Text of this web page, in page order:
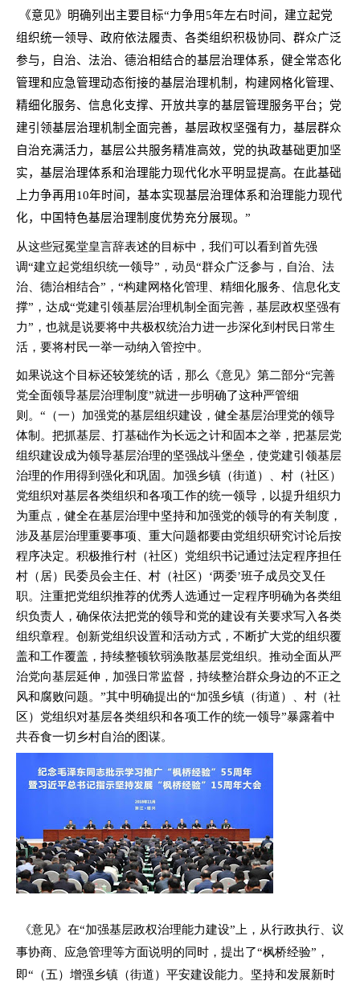
《意见》明确列出主要目标“力争用5年左右时间，建立起党
组织统一领导、政府依法履责、各类组织积极协同、群众广泛
参与，自治、法治、德治相结合的基层治理体系，健全常态化
管理和应急管理动态衔接的基层治理机制，构建网格化管理、
精细化服务、信息化支撑、开放共享的基层管理服务平台；党
建引领基层治理机制全面完善，基层政权坚强有力，基层群众
自治充满活力，基层公共服务精准高效，党的执政基础更加坚
实，基层治理体系和治理能力现代化水平明显提高。在此基础
上力争再用 10年时间，基本实现基层治理体系和治理能力现代
化，中国特色基层治理制度优势充分展现。”
从这些冠冕堂皇言辞表述的目标中，我们可以看到首先强
调“建立起党组织统一领导”，动员“群众广泛参与，自治、法
治、德治相结合”，“构建网格化管理、精细化服务、信息化支
撑”，达成“党建引领基层治理机制全面完善，基层政权坚强有
力”，也就是说要将中共极权统治力进一步深化到村民日常生
活，要将村民一举一动纳入管控中。
如果说这个目标还较笼统的话，那么《意见》第二部分“完善
党全面领导基层治理制度”就进一步明确了这种严管细
则。“（一）加强党的基层组织建设，健全基层治理党的领导
体制。把抓基层、打基础作为长远之计和固本之举，把基层党
组织建设成为领导基层治理的坚强战斗堡垒，使党建引领基层
治理的作用得到强化和巩固。加强乡镇（街道）、村（社区）
党组织对基层各类组织和各项工作的统一领导，以提升组织力
为重点，健全在基层治理中坚持和加强党的领导的有关制度，
涉及基层治理重要事项、重大问题都要由党组织研究讨论后按
程序决定。积极推行村（社区）党组织书记通过法定程序担任
村（居）民委员会主任、村（社区）‘两委’班子成员交叉任
职。注重把党组织推荐的优秀人选通过一定程序明确为各类组
织负责人，确保依法把党的领导和党的建设有关要求写入各类
组织章程。创新党组织设置和活动方式，不断扩大党的组织覆
盖和工作覆盖，持续整顿软弱涣散基层党组织。推动全面从严
治党向基层延伸，加强日常监督，持续整治群众身边的不正之
风和腐败问题。”其中明确提出的“加强乡镇（街道）、村（社
区）党组织对基层各类组织和各项工作的统一领导”暴露着中
共吞食一切乡村自治的图谋。
《意见》在“加强基层政权治理能力建设”上，从行政执行、议
事协商、应急管理等方面说明的同时，提出了“枫桥经验”，
即“（五）增强乡镇（街道）平安建设能力。坚持和发展新时